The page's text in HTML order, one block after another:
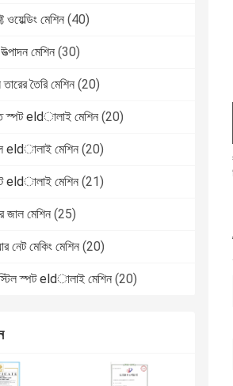
ওয়েল্ডিং মেশিন (40)
মেশিন (30)
তৈরি মেশিন (20)
স্পট eldালাই মেশিন (20)
eldালাই মেশিন (20)
eldালাই মেশিন (21)
জাল মেশিন (25)
নেট মেকিং মেশিন (20)
স্পট eldালাই মেশিন (20)